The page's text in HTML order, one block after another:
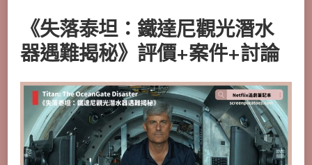
《失落泰坦：鐵達尼觀光潛水
器遇難揭秘》評價+案件+討論